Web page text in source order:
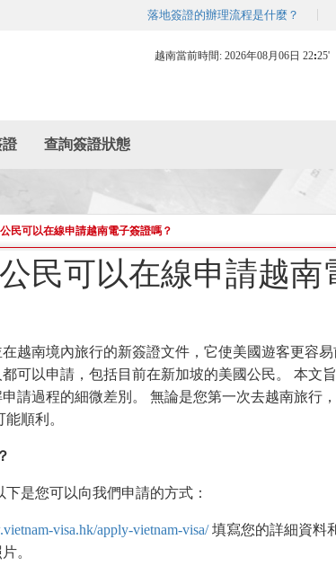
落地簽證的辦理流程是什麼？
越南當前時間:2026年08月06日 22 25'
證 查詢簽證狀態
民可以在線申請越南電子簽證嗎？
民可以在線申請越南
越南境內旅行的新簽證文件，它使美國遊客更容
可以申請，包括目前在新加坡的美國公民。 本文
請過程的細微差別。 無論是您第一次去越南旅行
順利。
是您可以向我們申請的方式：
visa.hk/apply-vietnam-visa/填寫您的詳細資料
。